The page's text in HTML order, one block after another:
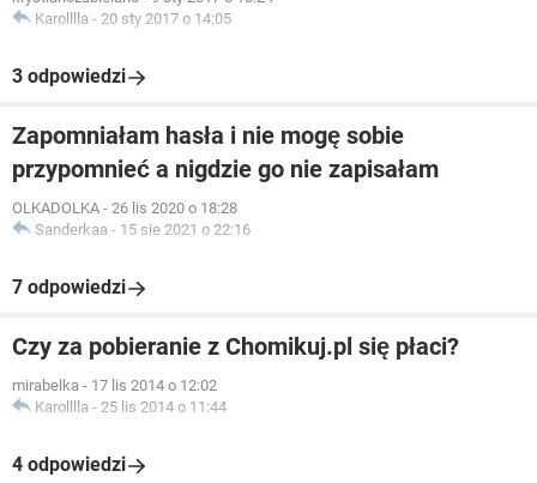
Karolllla - 20 sty 2017 o 14:05
3 odpowiedzi
Zapomniałam hasła i nie mogę sobie
przypomnieć a nigdzie go nie zapisałam
OLKADOLKA - 26 lis 2020 o 18:28
Sanderkaa - 15 sie 2021 o 22:16
7 odpowiedzi
Czy za pobieranie z Chomikuj.pl się płaci?
mirabelka - 17 lis 2014 o 12:02
Karolllla - 25 lis 2014 o 11:44
4 odpowiedzi